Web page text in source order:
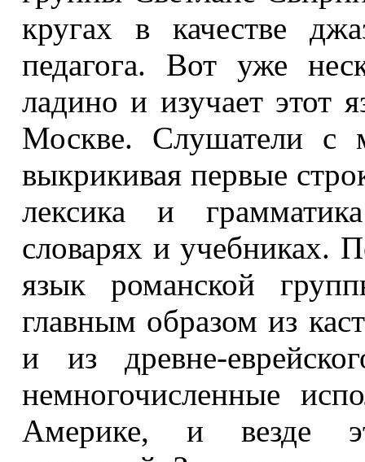
кругах в качестве
педагога. Вот уже
ладино и изучает этот
Москве. Слушатели с
выкрикивая первые
лексика и
словарях и учебниках.
язык романской
главным образом из
и из древне-
немногочисленные
Америке, и везде